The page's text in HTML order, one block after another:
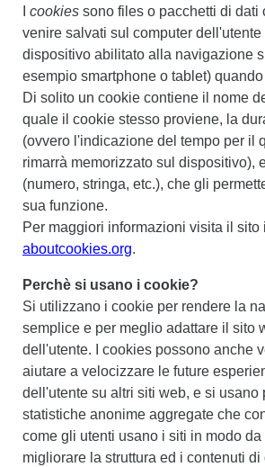
cookies sono files o pacchetti di dati
venire salvati sul computer dell'utente
dispositivo abilitato alla navigazione
esempio smartphone o tablet)
Di solito un cookie contiene il nome
quale il cookie stesso proviene, la
(ovvero l'indicazione del tempo per il
rimarrà memorizzato sul dispositivo),
(numero, stringa, etc.), che gli
sua funzione.
Per maggiori informazioni visita il
aboutcookies.org.
Perchè si usano i cookie?
Si utilizzano i cookie per rendere la
semplice e per meglio adattare il sito
dell'utente. I cookies possono anche
aiutare a velocizzare le future
dell'utente su altri siti web, e si usano
statistiche anonime aggregate che
come gli utenti usano i siti in modo da
migliorare la struttura ed i contenuti di